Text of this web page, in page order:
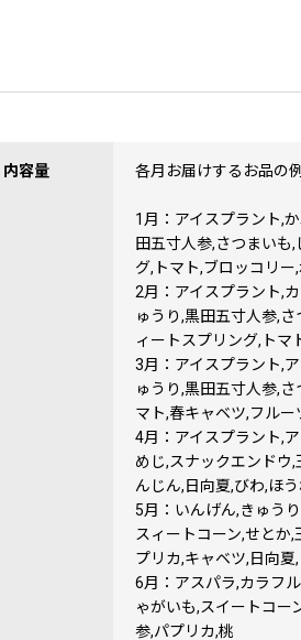
内容量 各月お届けするお品の
1月：アイスプラント,
田五寸人参,さつまいも
グ,トマト,ブロッコリー
2月：アイスプラント,
ゅうり,黒田五寸人参,
ィートスプリング,トマ
3月：アイスプラント,
ゅうり,黒田五寸人参,
マト,春キャベツ,フル
4月：アイスプラント,
めじ,スナックエンドウ
んじん,日向夏,びわ,ほ
5月：いんげん,きゅう
スィートコーン,せとか
プリカ,キャベツ,日向
6月：アスパラ,カラフ
ゃがいも,スイートコー
参,パプリカ,桃